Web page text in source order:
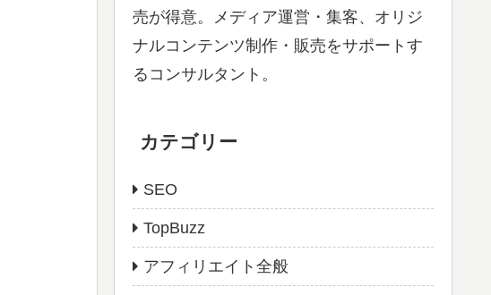
売が得意。メディア運営・集客、オリジ
ナルコンテンツ制作・販売をサポートす
るコンサルタント。
カテゴリー
SEO
TopBuzz
アフィリエイト全般